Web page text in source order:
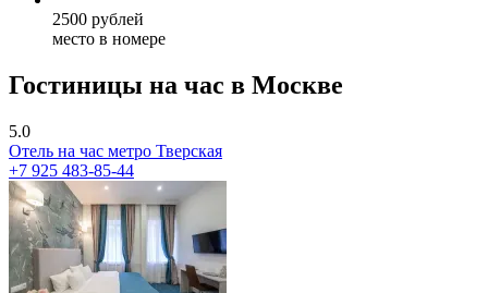
2500 рублей
место в номере
Гостиницы на час в Москве
5.0
Отель на час метро Тверская
+7 925 483-85-44